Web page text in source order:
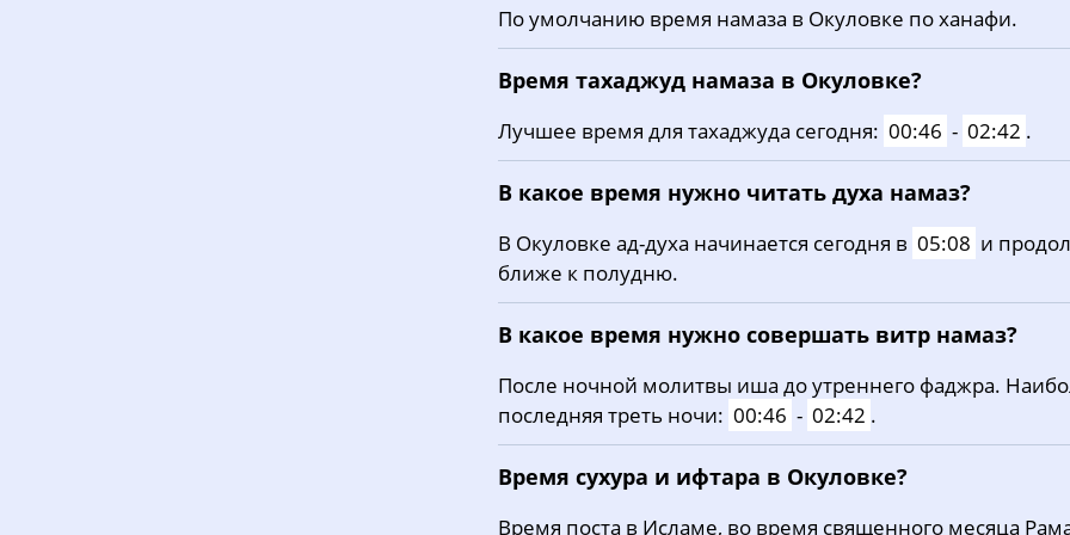
20, Чт
02:55 05:19 12:50
21, Пт
02:56 05:21
22, Сб
02:57 05:24 12:50
25, Вт
26, Ср
03:03 05:32 12:49
27, Чт
03:07 05:35 12:48
28, Пт
03:11 05:37
29, Сб
03:15 05:39
30, Вс
03:19 05:41 12:47
По умолчанию время намаза в Окуловке по ханафи.
Время тахаджуд намаза в Окуловке?
Лучшее время для тахаджуда сегодня: 00:46 - 02:42 .
В какое время нужно читать духа намаз?
В Окуловке ад-духа начинается сегодня в 05:08 и
ближе к полудню.
В какое время нужно совершать витр намаз?
После ночной молитвы иша до утреннего фаджра.
последняя треть ночи: 00:46 - 02:42 .
Время сухура и ифтара в Окуловке?
Время поста в Исламе, во время священного месяца